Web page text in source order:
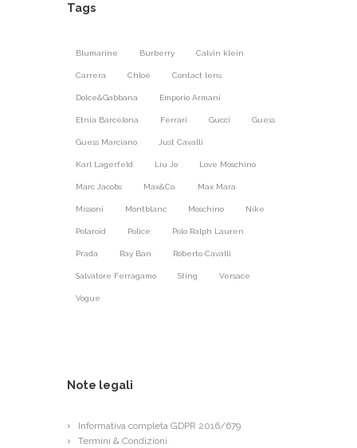
Tags
Blumarine Burberry Calvin klein
Carrera Chloé Contact lens
Dolce&Gabbana Emporio Armani
Etnia Barcelona Ferrari Gucci Guess
Guess Marciano Just Cavalli
Karl Lagerfeld Liu Jo Love Moschino
Marc Jacobs Max&Co. Max Mara
Missoni Montblanc Moschino Nike
Polaroid Police Polo Ralph Lauren
Prada Ray Ban Roberto Cavalli
Salvatore Ferragamo Sting Versace
Vogue
Note legali
Informativa completa GDPR 2016/679
Termini & Condizioni